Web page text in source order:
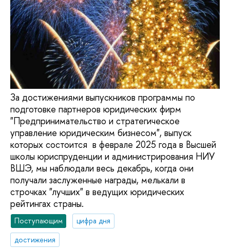
За достижениями выпускников программы по
подготовке партнеров юридических фирм
"Предпринимательство и стратегическое
управление юридическим бизнесом", выпуск
которых состоится в феврале 2025 года в Высшей
школы юриспруденции и администрирования НИУ
ВШЭ, мы наблюдали весь декабрь, когда они
получали заслуженные награды, мелькали в
строчках "лучших" в ведущих юридических
рейтингах страны.
Поступающим
цифра дня
достижения